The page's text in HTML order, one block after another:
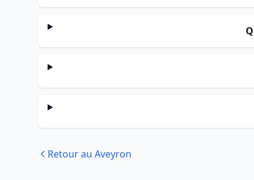
Retour au Aveyron